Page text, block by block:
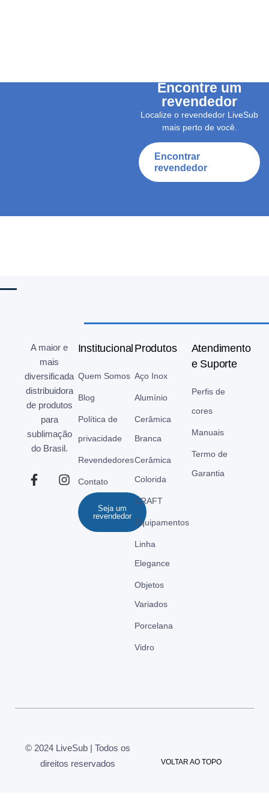
Encontre um
revendedor
Localize o revendedor LiveSub
mais perto de você.
Encontrar
revendedor
A maior e
mais
diversificada
distribuidora
de produtos
para
sublimação
do Brasil.
Institucional
Quem Somos
Blog
Política de
privacidade
Revendedores
Contato
Seja um
revendedor
Produtos
Aço Inox
Alumínio
Cerâmica
Branca
Cerâmica
Colorida
CRAFT
Equipamentos
Linha
Elegance
Objetos
Variados
Porcelana
Vidro
Atendimento
e Suporte
Perfis de
cores
Manuais
Termo de
Garantia
© 2024 LiveSub | Todos os
direitos reservados
VOLTAR AO TOPO